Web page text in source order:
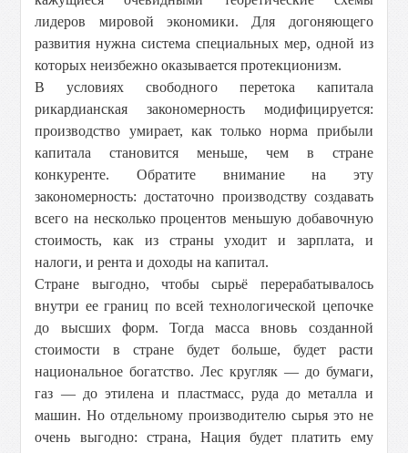
лидеров мировой экономики. Для догоняющего
развития нужна система специальных мер, одной из
которых неизбежно оказывается протекционизм.
В условиях свободного перетока капитала
рикардианская закономерность модифицируется:
производство умирает, как только норма прибыли
капитала становится меньше, чем в стране
конкуренте. Обратите внимание на эту
закономерность: достаточно производству создавать
всего на несколько процентов меньшую добавочную
стоимость, как из страны уходит и зарплата, и
налоги, и рента и доходы на капитал.
Стране выгодно, чтобы сырьё перерабатывалось
внутри ее границ по всей технологической цепочке
до высших форм. Тогда масса вновь созданной
стоимости в стране будет больше, будет расти
национальное богатство. Лес кругляк — до бумаги,
газ — до этилена и пластмасс, руда до металла и
машин. Но отдельному производителю сырья это не
очень выгодно: страна, Нация будет платить ему